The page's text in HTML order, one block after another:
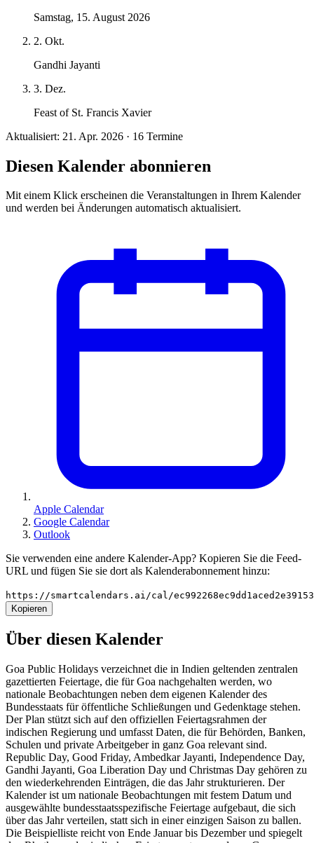
Samstag, 15. August 2026
2. Okt.
Gandhi Jayanti
3. Dez.
Feast of St. Francis Xavier
Aktualisiert: 21. Apr. 2026 · 16 Termine
Diesen Kalender abonnieren
Mit einem Klick erscheinen die Veranstaltungen in Ihrem Kalender
und werden bei Änderungen automatisch aktualisiert.
Apple Calendar
Google Calendar
Outlook
Sie verwenden eine andere Kalender-App? Kopieren Sie die Feed-
URL und fügen Sie sie dort als Kalenderabonnement hinzu:
https://smartcalendars.ai/cal/
Kopieren
Über diesen Kalender
Goa Public Holidays verzeichnet die in Indien geltenden zentralen
gazettierten Feiertage, die für Goa nachgehalten werden, wo
nationale Beobachtungen neben dem eigenen Kalender des
Bundesstaats für öffentliche Schließungen und Gedenktage stehen.
Der Plan stützt sich auf den offiziellen Feiertagsrahmen der
indischen Regierung und umfasst Daten, die für Behörden, Banken,
Schulen und private Arbeitgeber in ganz Goa relevant sind.
Republic Day, Good Friday, Ambedkar Jayanti, Independence Day,
Gandhi Jayanti, Goa Liberation Day und Christmas Day gehören zu
den wiederkehrenden Einträgen, die das Jahr strukturieren. Der
Kalender ist um nationale Beobachtungen mit festem Datum und
ausgewählte bundesstaatsspezifische Feiertage aufgebaut, die sich
über das Jahr verteilen, statt sich in einer einzigen Saison zu ballen.
Die Beispielliste reicht von Ende Januar bis Dezember und spiegelt